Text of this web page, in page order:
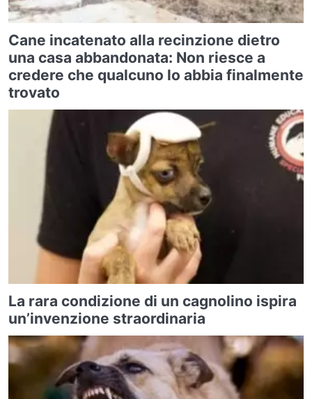
Cane incatenato alla recinzione dietro
una casa abbandonata: Non riesce a
credere che qualcuno lo abbia finalmente
trovato
La rara condizione di un cagnolino ispira
un’invenzione straordinaria